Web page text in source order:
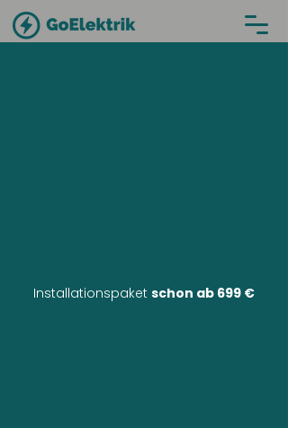
Installationspaket schon ab 699 €